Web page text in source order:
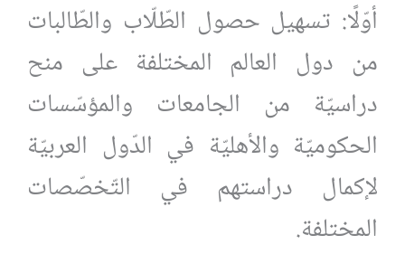
أوّلًا: تسهيل حصول الطّلّاب والطّالبات
من دول العالم المختلفة على منح
دراسيّة من الجامعات والمؤسّسات
الحكوميّة والأهليّة في الدّول العربيّة
لإكمال دراستهم في التّخصّصات
المختلفة.